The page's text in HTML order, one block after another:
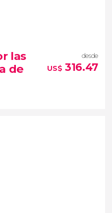
y de la isla de
las
de
desde
US$ 316.47